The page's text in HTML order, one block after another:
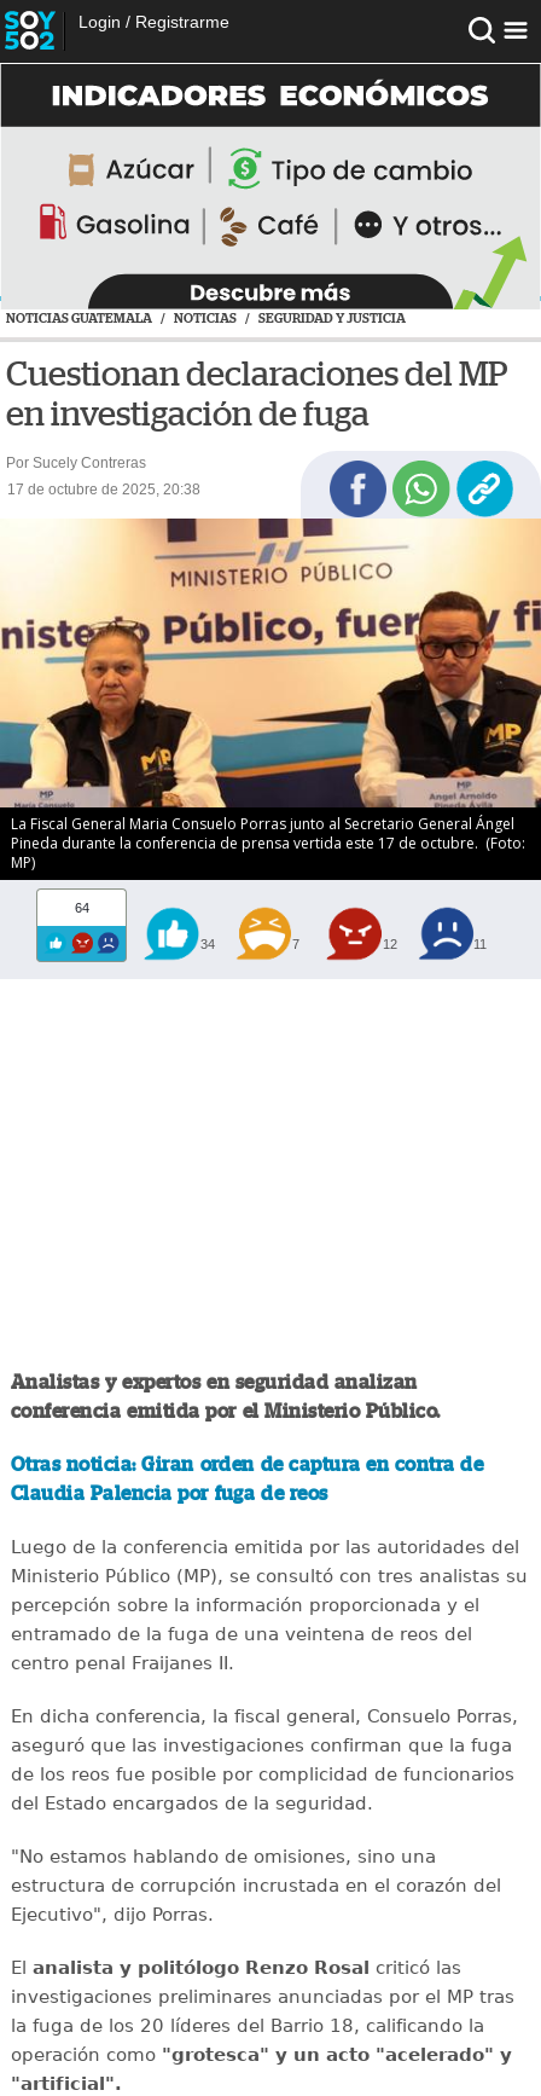
Login / Registrarme
NOTICIAS GUATEMALA / NOTICIAS / SEGURIDAD Y JUSTICIA
Cuestionan declaraciones del MP
en investigación de fuga
Por Sucely Contreras
17 de octubre de 2025, 20:38
La Fiscal General Maria Consuelo Porras junto al Secretario General Ángel
Pineda durante la conferencia de prensa vertida este 17 de octubre. (Foto:
MP)
64
34 7 12 11
Analistas y expertos en seguridad analizan
conferencia emitida por el Ministerio Público.
Otras noticia: Giran orden de captura en contra de
Claudia Palencia por fuga de reos
Luego de la conferencia emitida por las autoridades del
Ministerio Público (MP), se consultó con tres analistas su
percepción sobre la información proporcionada y el
entramado de la fuga de una veintena de reos del
centro penal Fraijanes II.
En dicha conferencia, la fiscal general, Consuelo Porras,
aseguró que las investigaciones confirman que la fuga
de los reos fue posible por complicidad de funcionarios
del Estado encargados de la seguridad.
"No estamos hablando de omisiones, sino una
estructura de corrupción incrustada en el corazón del
Ejecutivo", dijo Porras.
El analista y politólogo Renzo Rosal criticó las
investigaciones preliminares anunciadas por el MP tras
la fuga de los 20 líderes del Barrio 18, calificando la
operación como "grotesca" y un acto "acelerado" y
"artificial".